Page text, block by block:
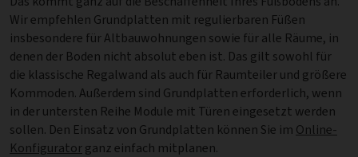
Wir empfehlen Grundplatten mit regulierbaren Füßen
insbesondere für Altbauwohnungen sowie für alle Räume, in
denen der Boden nicht absolut eben ist. Das gilt sowohl für
die klassische Regalwand als auch für Raumteiler und größere
Kommoden. Außerdem sind Grundplatten erforderlich, wenn
in der untersten Reihe Module mit Türen eingesetzt werden
sollen. Den Einsatz von Grundplatten können Sie im Online-
Konfiguratorganz einfach mitplanen.